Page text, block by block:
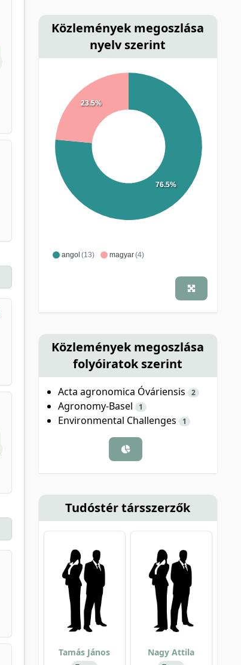
Közlemények megoszlása
nyelv szerint
angol (13) magyar(4)
76.5%
23.5%
Közlemények megoszlása
folyóiratok szerint
Acta agronomica Óváriensis 2
Agronomy-Basel 1
Environmental Challenges 1
Tudóstér társszerzők
Tamás János Nagy Attila